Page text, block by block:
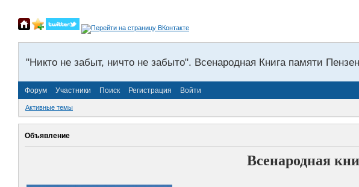
"Никто не забыт, ничто не забыто". Всенародная Книга памяти
Форум Участники Поиск Регистрация Войти
Активные темы
Объявление
Всенародная